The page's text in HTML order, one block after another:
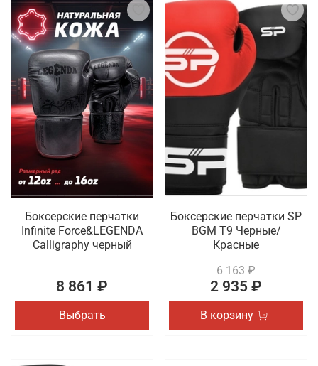
Боксерские перчатки
Infinite Force&LEGENDA
Calligraphy черный
8 861 ₽
Выбрать
Боксерские перчатки SP
BGM T9 Черные/
Красные
6 163 ₽
2 935 ₽
В корзину